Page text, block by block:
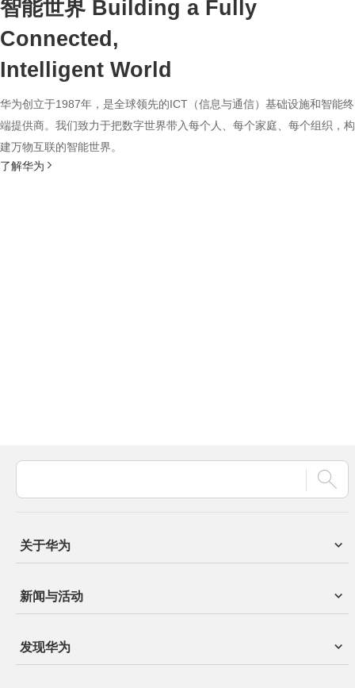
智能世界 Building a Fully
Connected,
Intelligent World
华为创立于1987年，是全球领先的ICT（信息与通信）基础设施和智能终
端提供商。我们致力于把数字世界带入每个人、每个家庭、每个组织，构
建万物互联的智能世界。
了解华为
关于华为
新闻与活动
发现华为